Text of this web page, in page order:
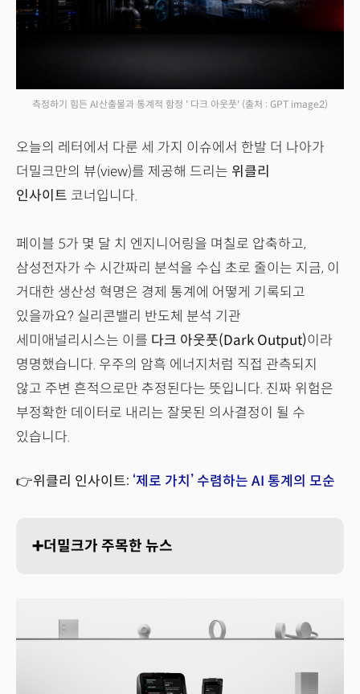
측정하기 힘든 AI산출물과 통계적 함정 ' 다크 아웃풋' (출처 : GPT image2)
오늘의 레터에서 다룬 세 가지 이슈에서 한발 더 나아가
더밀크만의 뷰(view)를 제공해 드리는 위클리
인사이트 코너입니다.
페이블 5가 몇 달 치 엔지니어링을 며칠로 압축하고,
삼성전자가 수 시간짜리 분석을 수십 초로 줄이는 지금, 이
거대한 생산성 혁명은 경제 통계에 어떻게 기록되고
있을까요? 실리콘밸리 반도체 분석 기관
세미애널리시스는 이를 다크 아웃풋(Dark Output)이라
명명했습니다. 우주의 암흑 에너지처럼 직접 관측되지
않고 주변 흔적으로만 추정된다는 뜻입니다. 진짜 위험은
부정확한 데이터로 내리는 잘못된 의사결정이 될 수
있습니다.
👉위클리 인사이트: ‘제로 가치’ 수렴하는 AI 통계의 모순
➕더밀크가 주목한 뉴스